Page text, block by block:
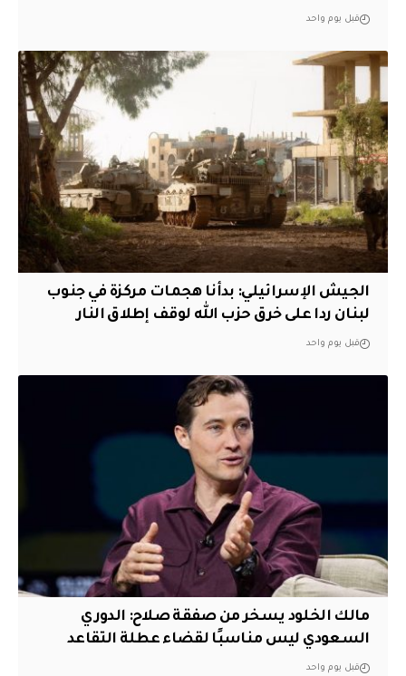
قبل يوم واحد
الجيش الإسرائيلي: بدأنا هجمات مركزة في جنوب
لبنان ردا على خرق حزب الله لوقف إطلاق النار
قبل يوم واحد
مالك الخلود يسخر من صفقة صلاح: الدوري
السعودي ليس مناسبًا لقضاء عطلة التقاعد
قبل يوم واحد